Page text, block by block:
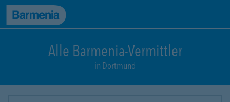
zum Seiteninhalt
Back to top
Alle Barmenia-Vermittler
in Dortmund